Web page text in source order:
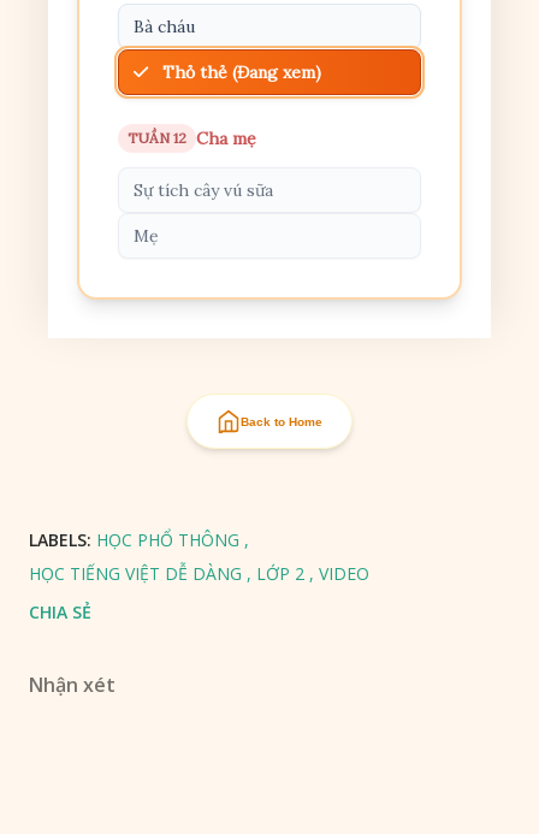
Bà cháu
Thỏ thẻ (Đang xem)
TUẦN 12 Cha mẹ
Sự tích cây vú sữa
Mẹ
Back to Home
LABELS: HỌC PHỔ THÔNG
HỌC TIẾNG VIỆT DỄ DÀNG
LỚP 2
VIDEO
CHIA SẺ
Nhận xét